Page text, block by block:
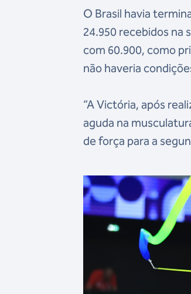
O Brasil havia
24.950 recebidos na
com 60.900, como
não haveria
“A Victória, após
aguda na
de força para a